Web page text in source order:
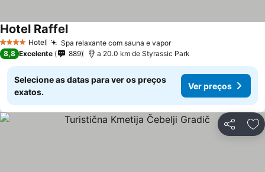
4 EstrelasHotel Spa relaxante com sauna e vapor
Hotel Raffel
8,8 Excelente 889 a 20.0 km de Styrassic Park
Selecione as datas para ver os preços
exatos.
Ver preços
Partilhar